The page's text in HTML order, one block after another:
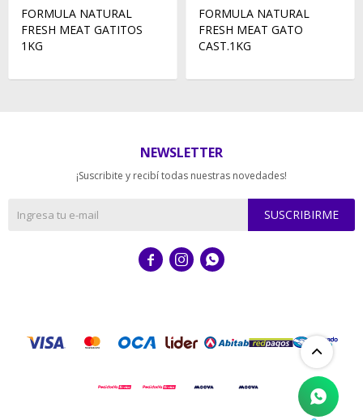
FORMULA NATURAL
FRESH MEAT GATITOS
1KG
FORMULA NATURAL
FRESH MEAT GATO
CAST.1KG
NEWSLETTER
¡Suscribite y recibí todas nuestras novedades!
SUSCRIBIRME
  